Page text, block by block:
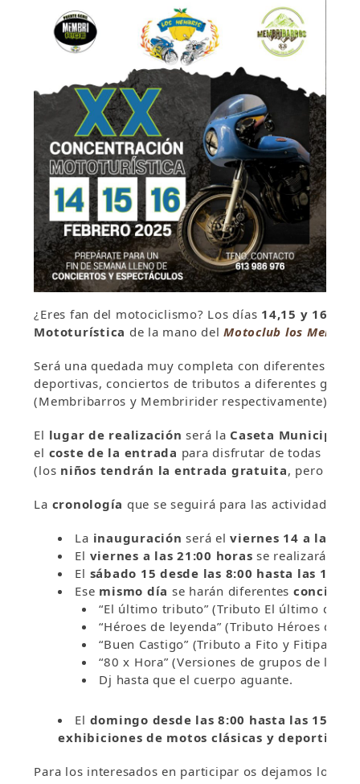
¿Eres fan del motociclismo? Los días 14,15 y 16 de
Mototurística de la mano delMotoclub los Membris
Será una quedada muy completa con diferentes
deportivas, conciertos de tributos a diferentes
(Membribarros y Membririder respectivamente).
El lugar de realización será la Caseta Municipal
el coste de la entrada para disfrutar de todas las
(los niños tendrán la entrada gratuita, pero
La cronología que se seguirá para las actividades
La inauguración será elviernes 14 a las
El viernes a las 21:00 horas se realizará un
El sábado 15 desde las 8:00 hasta las 15:00
Ese mismo día se harán diferentes
“El último tributo” (Tributo El último de la
“Héroes de leyenda” (Tributo Héroes del
“Buen Castigo” (Tributo a Fito y Fitipaldis).
“80 x Hora” (Versiones de grupos de los
Dj hasta que el cuerpo aguante.
El domingo desde las 8:00 hasta las 15:00
exhibiciones de motos clásicas y deportivas
Para los interesados en participar os dejamos los